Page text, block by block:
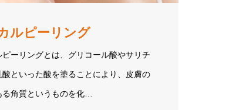
ルピーリング
ピーリングとは、グリコール酸やサリチ
酸といった酸を塗ることにより、皮膚の
る角質というものを化…